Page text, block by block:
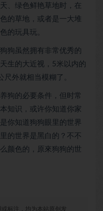
、绿色鲜艳草地时，在
的草地，或者是一大堆
的玩具玩。
狗虽然拥有非常优秀的
生的大近视，5米以内的
外就相当模糊了。
狗的必要条件，但时常
知识，或许你知道你家
你知道狗狗眼里的世界
的世界是黑白的？不不
颜色的，原來狗狗的世
标注，均为本站原创发